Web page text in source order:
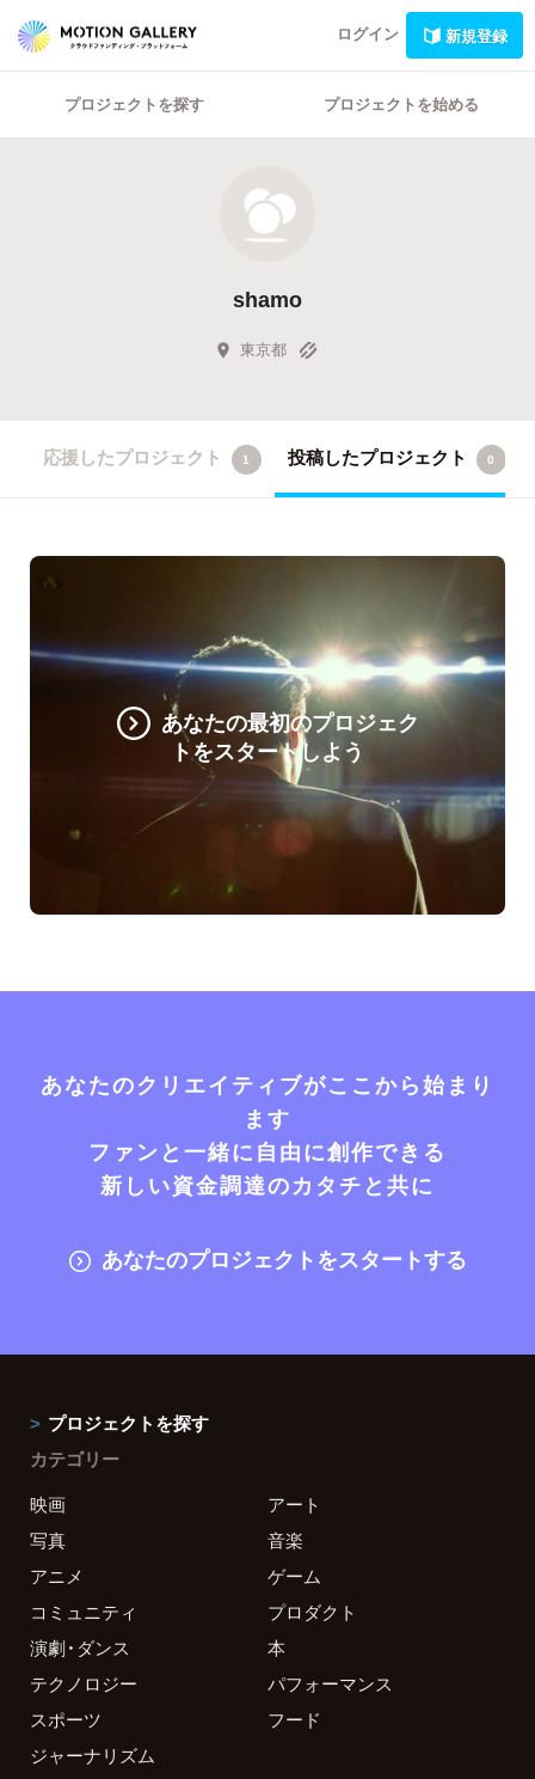
ログイン 新規登録
プロジェクトを探す プロジェクトを始める
shamo
東京都
応援したプロジェクト 1 投稿したプロジェクト 0
あなたの最初のプロジェク
トをスタートしよう
あなたのクリエイティブがここから始まり
ます
ファンと一緒に自由に創作できる
新しい資金調達のカタチと共に
あなたのプロジェクトをスタートする
プロジェクトを探す
カテゴリー
映画
アート
写真
音楽
アニメ
ゲーム
コミュニティ
プロダクト
演劇・ダンス
本
テクノロジー
パフォーマンス
スポーツ
フード
ジャーナリズム